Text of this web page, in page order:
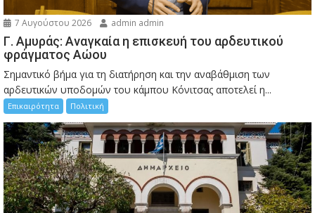
7 Αυγούστου 2026 admin admin
Γ. Αμυράς: Αναγκαία η επισκευή του αρδευτικού
φράγματος Αώου
Σημαντικό βήμα για τη διατήρηση και την αναβάθμιση των
αρδευτικών υποδομών του κάμπου Κόνιτσας αποτελεί η...
Επικαιρότητα Πολιτική